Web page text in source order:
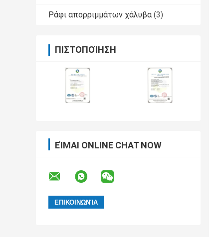
Ράφι απορριμμάτων χάλυβα (3)
ΠΙΣΤΟΠΟΊΗΣΗ
ΕΊΜΑΙ ONLINE CHAT NOW